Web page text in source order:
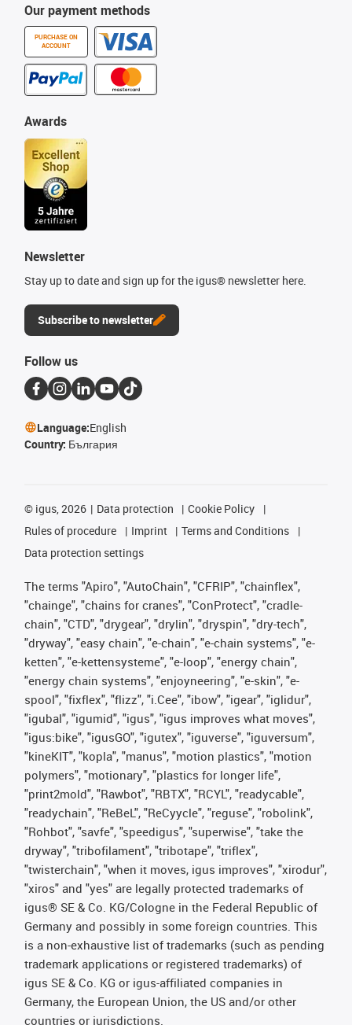
Our payment methods
PURCHASE ON
ACCOUNT
Awards
Newsletter
Stay up to date and sign up for the igus® newsletter here.
Subscribe to newsletter
Follow us
Language:English
Country: България
© igus, 2026 Data protection
Cookie Policy
Rules of procedure
Imprint
Terms and Conditions
Data protection settings
The terms "Apiro", "AutoChain", "CFRIP", "chainflex",
"chainge", "chains for cranes", "ConProtect", "cradle-
chain", "CTD", "drygear", "drylin", "dryspin", "dry-tech",
"dryway", "easy chain", "e-chain", "e-chain systems", "e-
ketten", "e-kettensysteme", "e-loop", "energy chain",
"energy chain systems", "enjoyneering", "e-skin", "e-
spool", "fixflex", "flizz", "i.Cee", "ibow", "igear", "iglidur",
"igubal", "igumid", "igus", "igus improves what moves",
"igus:bike", "igusGO", "igutex", "iguverse", "iguversum",
"kineKIT", "kopla", "manus", "motion plastics", "motion
polymers", "motionary", "plastics for longer life",
"print2mold", "Rawbot", "RBTX", "RCYL", "readycable",
"readychain", "ReBeL", "ReCyycle", "reguse", "robolink",
"Rohbot", "savfe", "speedigus", "superwise", "take the
dryway", "tribofilament", "tribotape", "triflex",
"twisterchain", "when it moves, igus improves", "xirodur",
"xiros" and "yes" are legally protected trademarks of
igus® SE & Co. KG/Cologne in the Federal Republic of
Germany and possibly in some foreign countries. This
is a non-exhaustive list of trademarks (such as pending
trademark applications or registered trademarks) of
igus SE & Co. KG or igus-affiliated companies in
Germany, the European Union, the US and/or other
countries or jurisdictions.